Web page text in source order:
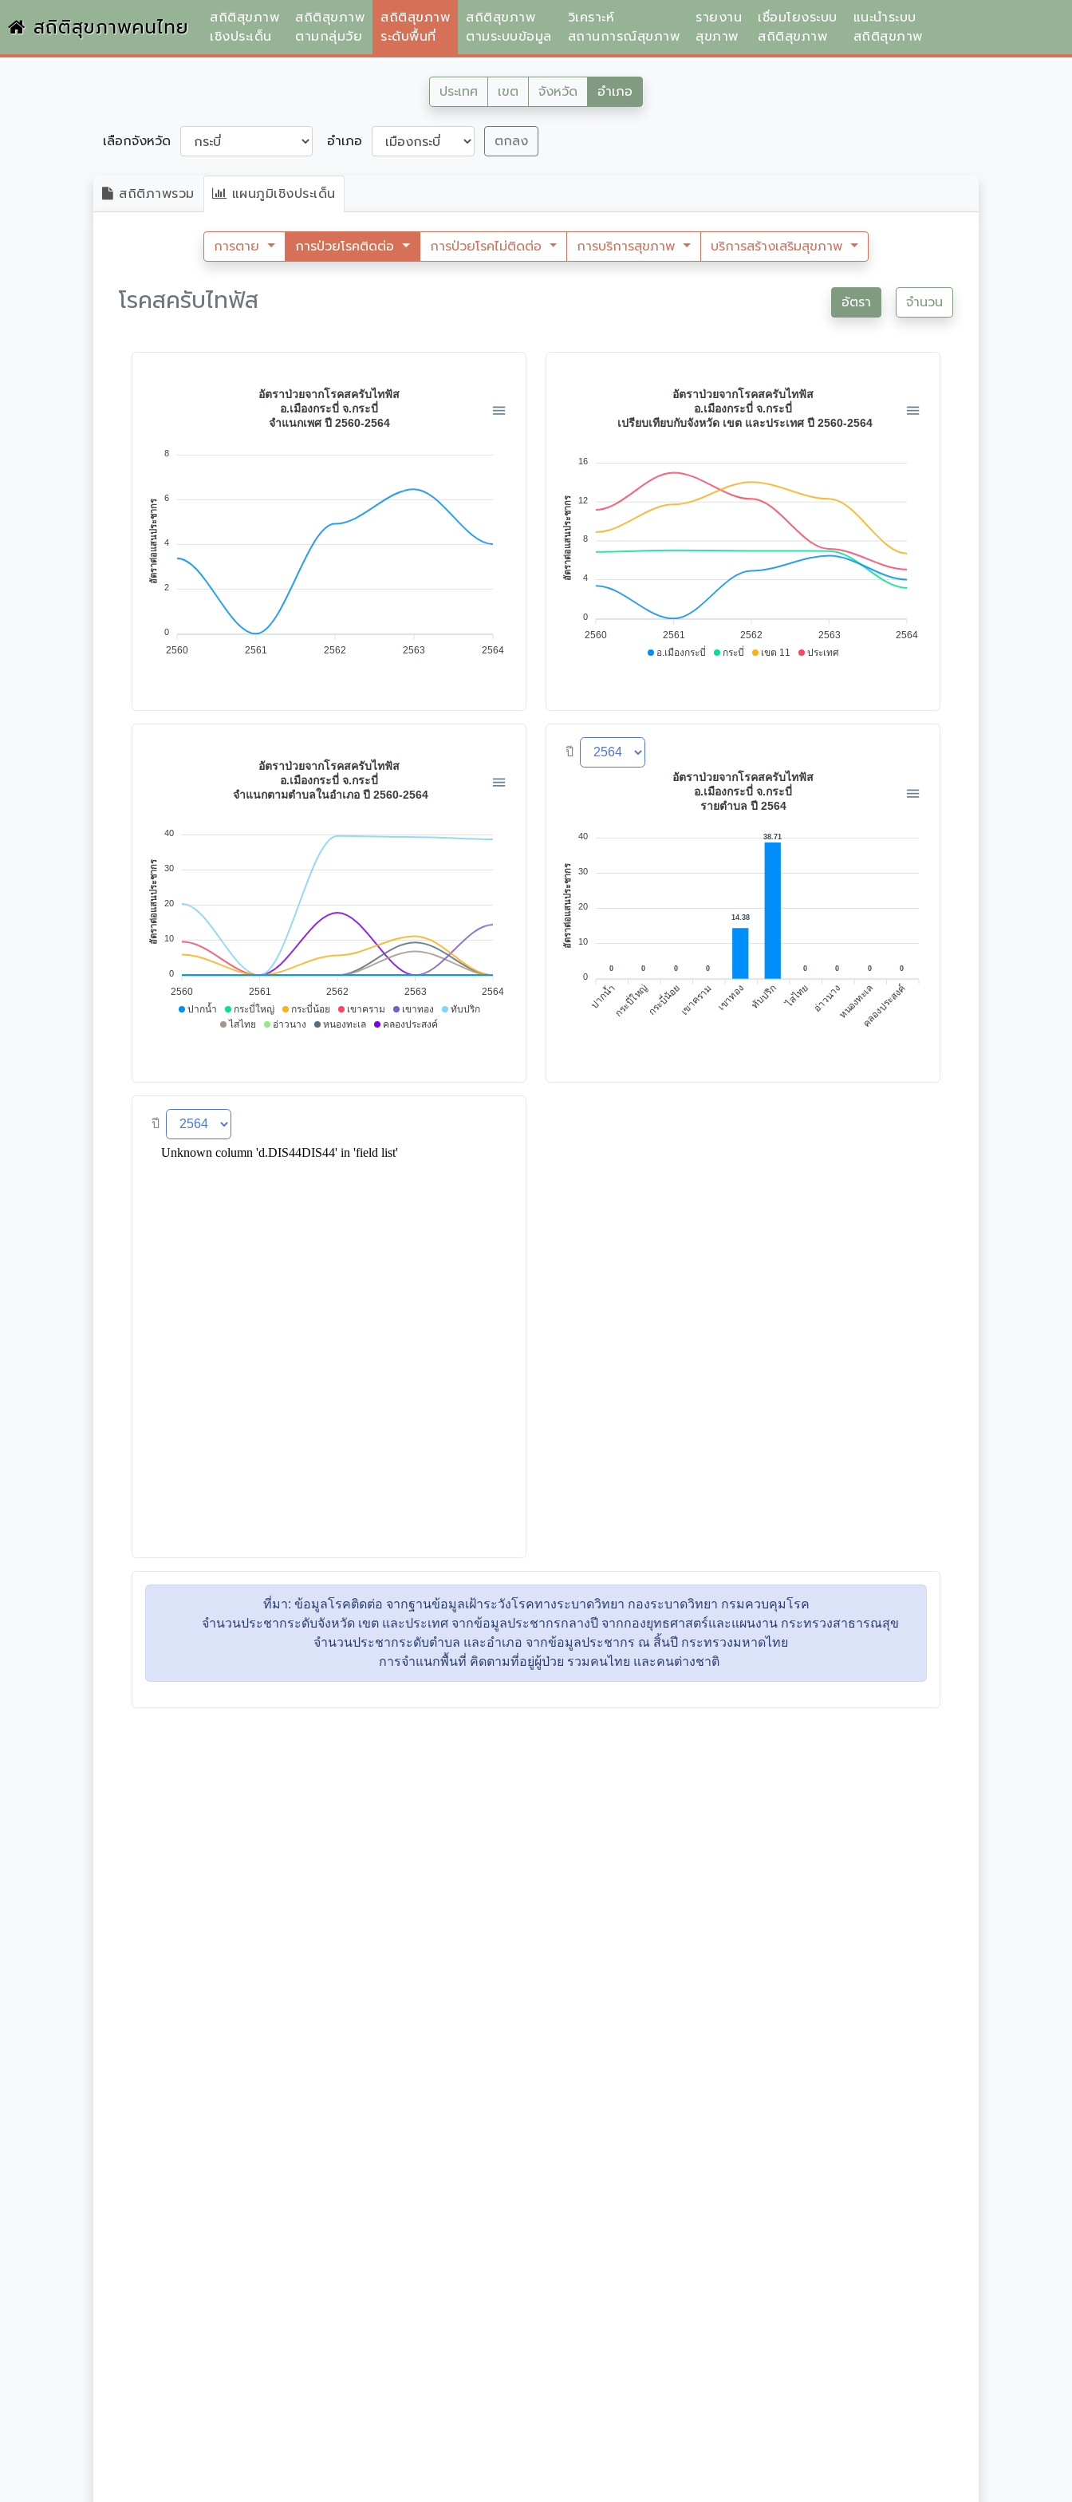
สถิติสุขภาพคนไทย
สถิติสุขภาพ
เชิงประเด็น
สถิติสุขภาพ
ตามกลุ่มวัย
สถิติสุขภาพ
ระดับพื้นที่
สถิติสุขภาพ
ตามระบบข้อมูล
วิเคราะห์
สถานการณ์สุขภาพ
รายงาน
สุขภาพ
เชื่อมโยงระบบ
สถิติสุขภาพ
แนะนำระบบ
สถิติสุขภาพ
ประเทศ เขต จังหวัด อำเภอ
เลือกจังหวัด อำเภอ ตกลง
สถิติภาพรวม แผนภูมิเชิงประเด็น
การตาย การป่วยโรคติดต่อ การป่วยโรคไม่ติดต่อ การบริการสุขภาพ บริการสร้างเสริมสุขภาพ
โรคสครับไทฟัส อัตรา จำนวน